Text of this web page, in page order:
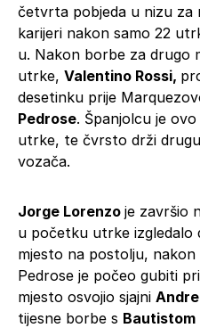
četvrta pobjeda u nizu za
karijeri nakon samo 22
u. Nakon borbe za drugo
utrke, Valentino Rossi,
desetinku prije
Pedrose. Španjolcu je
utrke, te čvrsto drži
vozača.
Jorge Lorenzo je završio
u početku utrke izgledalo
mjesto na postolju,
Pedrose je počeo gubiti
mjesto osvojio sjajni
tijesne borbe s Bautistom